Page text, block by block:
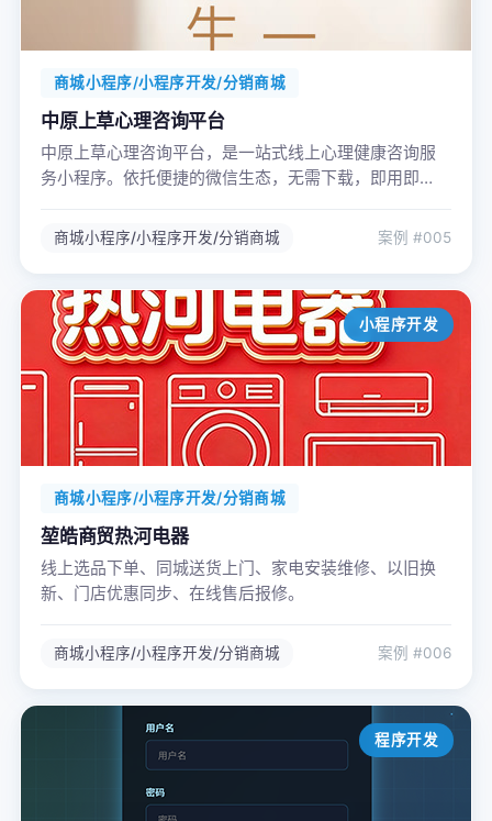
商城小程序/小程序开发/分销商城
中原上草心理咨询平台
中原上草心理咨询平台，是一站式线上心理健康咨询服
务小程序。依托便捷的微信生态，无需下载，即用即
心灵港湾。
商城小程序/小程序开发/分销商城 案例 #005
小程序开发
商城小程序/小程序开发/分销商城
堃皓商贸热河电器
线上选品下单、同城送货上门、家电安装维修、以旧换
新、门店优惠同步、在线售后报修。
商城小程序/小程序开发/分销商城 案例 #006
程序开发